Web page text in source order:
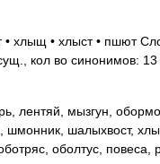
хлыщ • хлыст • пшют
кол во синонимов: 13
лентяй, мызгун,
шмонник, шалыхвост,
оболтус, повеса,